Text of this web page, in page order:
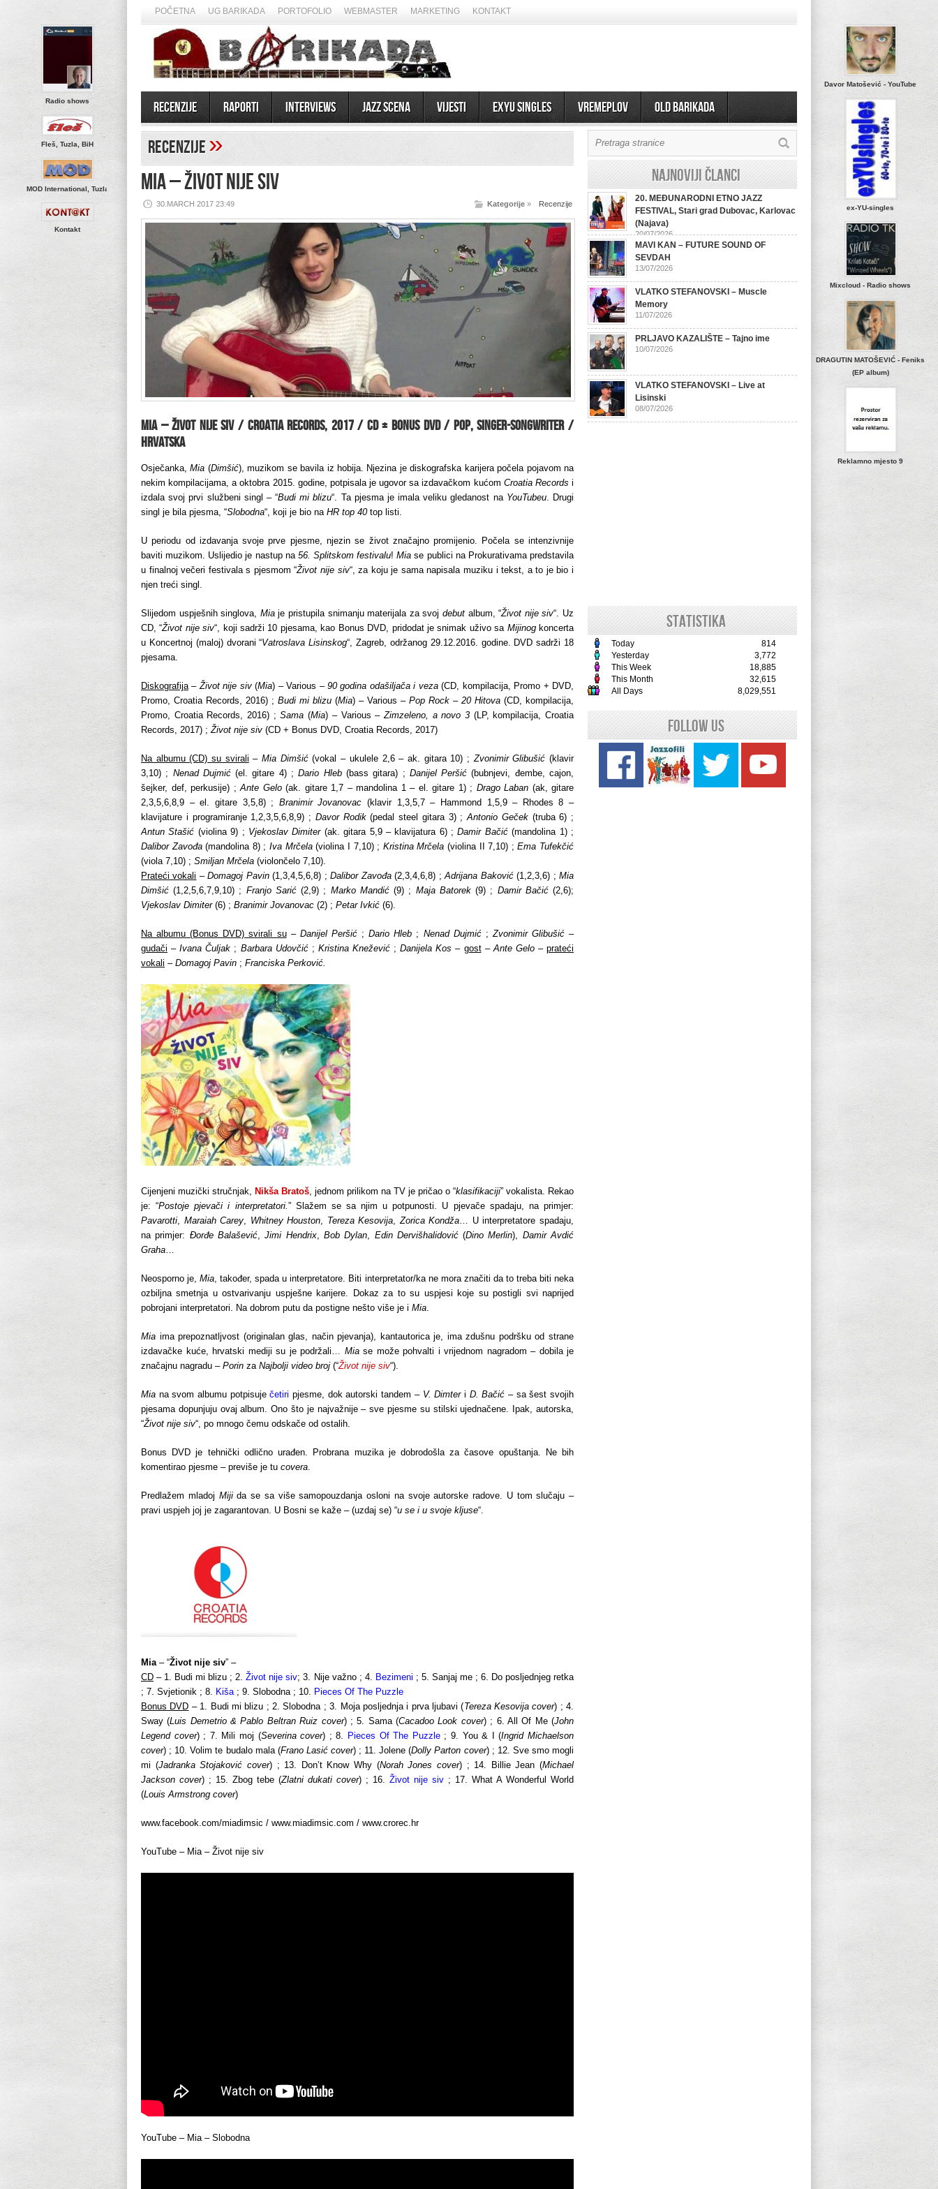
POČETNA UG BARIKADA PORTOFOLIO WEBMASTER MARKETING KONTAKT
Recenzije Raporti Interviews Jazz scena Vijesti EXYU Singles Vremeplov OLD BARIKADA
Radio shows
Fleš, Tuzla, BiH
MOD International, Tuzla
Kontakt
Davor Matošević - YouTube
ex-YU-singles
Mixcloud - Radio shows
DRAGUTIN MATOŠEVIĆ - Feniks
(EP album)
Reklamno mjesto 9
Recenzije»
MIA – Život nije siv
30.MARCH 2017 23:49 Kategorije » Recenzije
MIA – Život nije siv / Croatia Records, 2017 / CD + Bonus DVD / pop, singer-songwriter /
Hrvatska
Osječanka,Mia (Dimšić), muzikom se bavila iz hobija. Njezina je diskografska karijera počela pojavom na
nekim kompilacijama, a oktobra 2015. godine, potpisala je ugovor sa izdavačkom kućom Croatia Records i
izdala svoj prvi službeni singl – “Budi mi blizu“. Ta pjesma je imala veliku gledanost na YouTubeu. Drugi
singl je bila pjesma, “Slobodna“, koji je bio na HR top 40top listi.
U periodu od izdavanja svoje prve pjesme, njezin se život značajno promijenio. Počela se intenzivnije
baviti muzikom. Uslijedio je nastup na 56. Splitskom festivalu!Mia se publici na Prokurativama predstavila
u finalnoj večeri festivala s pjesmom “Život nije siv“, za koju je sama napisala muziku i tekst, a to je bio i
njen treći singl.
Slijedom uspješnih singlova, Miaje pristupila snimanju materijala za svojdebut album, “Život nije siv“. Uz
CD, “Život nije siv“, koji sadrži 10 pjesama, kao Bonus DVD, pridodat je snimak uživo sa Mijinogkoncerta
u Koncertnoj (maloj) dvorani “Vatroslava Lisinskog“, Zagreb, održanog 29.12.2016. godine. DVD sadrži 18
pjesama.
Diskografija–Život nije siv(Mia) – Various –90 godina odašiljača i veza(CD, kompilacija, Promo + DVD,
Promo, Croatia Records, 2016) ; Budi mi blizu (Mia) – Various – Pop Rock – 20 Hitova (CD, kompilacija,
Promo, Croatia Records, 2016) ;Sama (Mia) – Various –Zimzeleno, a novo 3(LP, kompilacija, Croatia
Records, 2017) ;Život nije siv (CD + Bonus DVD, Croatia Records, 2017)
Na albumu (CD) su svirali –Mia Dimšić(vokal – ukulele 2,6 – ak. gitara 10) ;Zvonimir Glibušić (klavir
3,10) ; Nenad Dujmić(el. gitare 4) ;Dario Hleb(bass gitara) ; Danijel Peršić (bubnjevi, đembe, cajon,
šejker, def, perkusije) ;Ante Gelo(ak. gitare 1,7 – mandolina 1 – el. gitare 1) ; Drago Laban (ak, gitare
2,3,5,6,8,9 – el. gitare 3,5,8) ; Branimir Jovanovac (klavir 1,3,5,7 – Hammond 1,5,9 – Rhodes 8 –
klavijature i programiranje 1,2,3,5,6,8,9) ; Davor Rodik(pedal steel gitara 3) ;Antonio Geček(truba 6) ;
Antun Stašić (violina 9) ; Vjekoslav Dimiter(ak. gitara 5,9 – klavijatura 6) ;Damir Bačić(mandolina 1) ;
Dalibor Zavođa(mandolina 8) ;Iva Mrčela(violina I 7,10) ; Kristina Mrčela (violina II 7,10) ;Ema Tufekčić
(viola 7,10) ; Smiljan Mrčela (violončelo 7,10).
Prateći vokali –Domagoj Pavin(1,3,4,5,6,8) ;Dalibor Zavođa(2,3,4,6,8) ;Adrijana Baković(1,2,3,6) ;Mia
Dimšić (1,2,5,6,7,9,10) ; Franjo Sarić(2,9) ; Marko Mandić(9) ; Maja Batorek(9) ; Damir Bačić(2,6);
Vjekoslav Dimiter(6) ; Branimir Jovanovac (2) ; Petar Ivkić (6).
Na albumu (Bonus DVD) svirali su– Danijel Peršić;Dario Hleb ; Nenad Dujmić;Zvonimir Glibušić –
gudači –Ivana Čuljak ; Barbara Udovčić; Kristina Knežević;Danijela Kos – gost–Ante Gelo–prateći
vokali – Domagoj Pavin ; Franciska Perković.
Cijenjeni muzički stručnjak, Nikša Bratoš, jednom prilikom na TV je pričao o “klasifikaciji” vokalista. Rekao
je: “Postoje pjevači i interpretatori.” Slažem se sa njim u potpunosti. U pjevače spadaju, na primjer:
Pavarotti, Maraiah Carey, Whitney Houston, Tereza Kesovija,Zorica Kondža… U interpretatore spadaju,
na primjer: Đorđe Balašević,Jimi Hendrix, Bob Dylan, Edin Dervišhalidović(Dino Merlin), Damir Avdić
Graha…
Neosporno je,Mia, također, spada u interpretatore. Biti interpretator/ka ne mora značiti da to treba biti neka
ozbiljna smetnja u ostvarivanju uspješne karijere. Dokaz za to su uspjesi koje su postigli svi naprijed
pobrojani interpretatori. Na dobrom putu da postigne nešto više je i Mia.
Mia ima prepoznatljvost (originalan glas, način pjevanja), kantautorica je, ima zdušnu podršku od strane
izdavačke kuće, hrvatski mediji su je podržali… Miase može pohvalti i vrijednom nagradom – dobila je
značajnu nagradu – Porin za Najbolji video broj (“Život nije siv“).
Mia na svom albumu potpisuječetiri pjesme, dok autorski tandem – V. Dimteri D. Bačić – sa šest svojih
pjesama dopunjuju ovaj album. Ono što je najvažnije – sve pjesme su stilski ujednačene. Ipak, autorska,
“Život nije siv“, po mnogo čemu odskače od ostalih.
Bonus DVD je tehnički odlično urađen. Probrana muzika je dobrodošla za časove opuštanja. Ne bih
komentirao pjesme – previše je tu covera.
Predlažem mladoj Mijida se sa više samopouzdanja osloni na svoje autorske radove. U tom slučaju –
pravi uspjeh joj je zagarantovan. U Bosni se kaže – (uzdaj se) “u se i u svoje kljuse“.
Mia– “Život nije siv” –
CD – 1. Budi mi blizu ; 2.Život nije siv; 3. Nije važno ; 4. Bezimeni ; 5. Sanjaj me ; 6. Do posljednjeg retka
; 7. Svjetionik ; 8. Kiša; 9. Slobodna ; 10. Pieces Of The Puzzle
Bonus DVD – 1. Budi mi blizu ; 2. Slobodna ; 3. Moja posljednja i prva ljubavi (Tereza Kesovija cover) ; 4.
Sway (Luis Demetrio & Pablo Beltran Ruiz cover) ; 5. Sama (Cacadoo Look cover) ; 6. All Of Me (John
Legend cover) ; 7. Mili moj (Severina cover) ; 8. Pieces Of The Puzzle; 9. You & I (Ingrid Michaelson
cover) ; 10. Volim te budalo mala (Frano Lasić cover) ; 11. Jolene (Dolly Parton cover) ; 12. Sve smo mogli
mi (Jadranka Stojaković cover) ; 13. Don’t Know Why (Norah Jones cover) ; 14. Billie Jean (Michael
Jackson cover) ; 15. Zbog tebe (Zlatni dukati cover) ; 16. Život nije siv ; 17. What A Wonderful World
(Louis Armstrong cover)
www.facebook.com/miadimsic / www.miadimsic.com / www.crorec.hr
YouTube – Mia – Život nije siv
YouTube – Mia – Slobodna
Najnoviji članci
20. MEĐUNARODNI ETNO JAZZ
FESTIVAL, Stari grad Dubovac, Karlovac
(Najava)
20/07/2026
MAVI KAN – FUTURE SOUND OF
SEVDAH
13/07/2026
VLATKO STEFANOVSKI – Muscle
Memory
11/07/2026
PRLJAVO KAZALIŠTE – Tajno ime
10/07/2026
VLATKO STEFANOVSKI – Live at
Lisinski
08/07/2026
STATISTIKA
Today
814
Yesterday
3,772
This Week
18,885
This Month
32,615
All Days
8,029,551
Follow Us